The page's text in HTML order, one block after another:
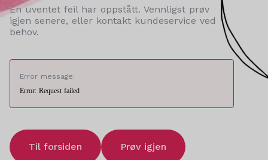
En uventet feil har oppstått. Vennligst prøv
igjen senere, eller kontakt kundeservice ved
behov.
Error message:
Error: Request failed
Til forsiden Prøv igjen